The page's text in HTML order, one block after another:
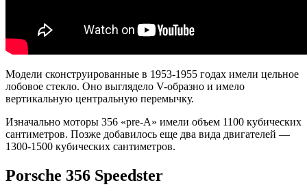
Модели сконструированные в 1953-1955 годах имели цельное
лобовое стекло. Оно выглядело V-образно и имело
вертикальную центральную перемычку.
Изначально моторы 356 «pre-A» имели объем 1100 кубических
сантиметров. Позже добавилось еще два вида двигателей —
1300-1500 кубических сантиметров.
Porsche 356 Speedster